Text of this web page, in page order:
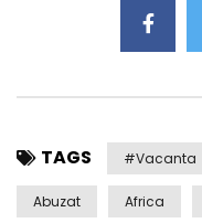
TAGS #Vacanta
Abuzat Africa